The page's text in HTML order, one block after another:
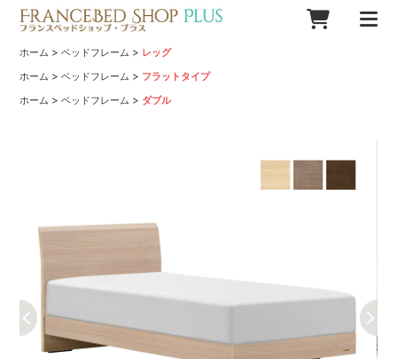
ホーム >ベッドフレーム > レッグ
ホーム >ベッドフレーム > フラットタイプ
ホーム >ベッドフレーム > ダブル